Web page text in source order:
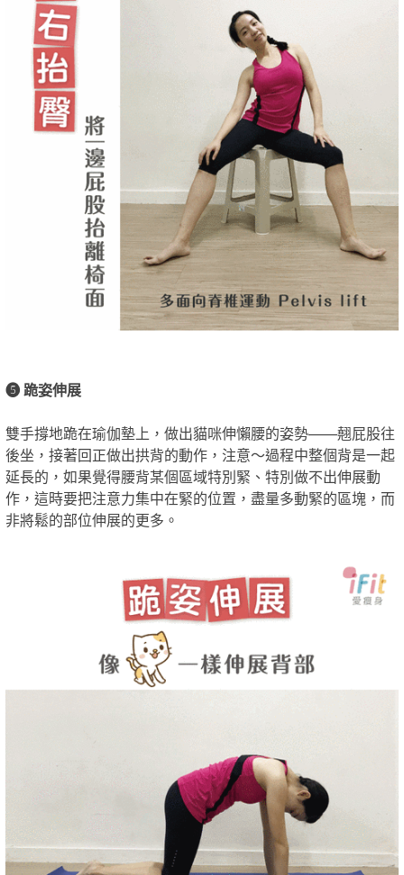
❺ 跪姿伸展
雙手撐地跪在瑜伽墊上，做出貓咪伸懶腰的姿勢——翹屁股往
後坐，接著回正做出拱背的動作，注意～過程中整個背是一起
延長的，如果覺得腰背某個區域特別緊、特別做不出伸展動
作，這時要把注意力集中在緊的位置，盡量多動緊的區塊，而
非將鬆的部位伸展的更多。